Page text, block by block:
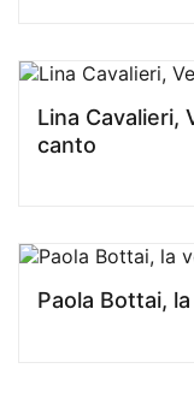
Lina Cavalieri,
canto
Paola Bottai,